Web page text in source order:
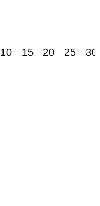
10 15 20 25 30